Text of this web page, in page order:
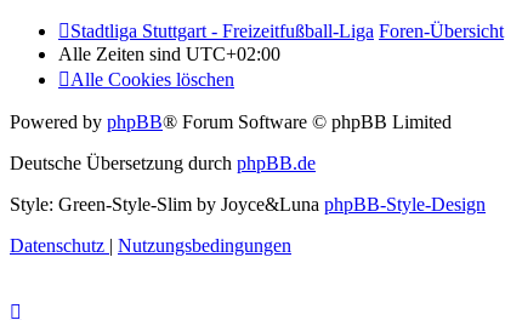
Stadtliga Stuttgart - Freizeitfußball-Liga Foren-Übersicht
Alle Zeiten sind UTC+02:00
Alle Cookies löschen
Powered by phpBB® Forum Software © phpBB Limited
Deutsche Übersetzung durch phpBB.de
Style: Green-Style-Slim by Joyce&Luna phpBB-Style-Design
Datenschutz | Nutzungsbedingungen